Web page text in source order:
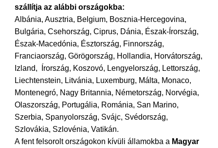
szállítja az alábbi országokba:
Albánia, Ausztria, Belgium, Bosznia-Hercegovina,
Bulgária, Csehország, Ciprus, Dánia, Észak-Írország,
Észak-Macedónia, Észtország, Finnország,
Franciaország, Görögország, Hollandia, Horvátország,
Izland, Írország, Koszovó, Lengyelország, Lettország,
Liechtenstein, Litvánia, Luxemburg, Málta, Monaco,
Montenegró, Nagy Britannia, Németország, Norvégia,
Olaszország, Portugália, Románia, San Marino,
Szerbia, Spanyolország, Svájc, Svédország,
Szlovákia, Szlovénia, Vatikán.
A fent felsorolt országokon kívüli államokba a Magyar